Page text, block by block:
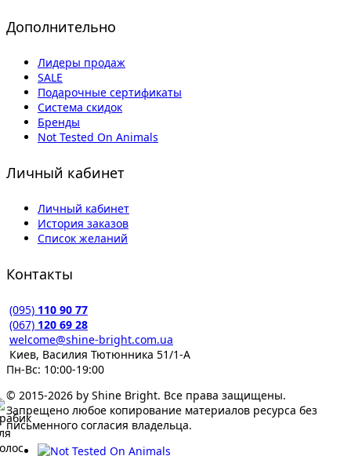
Дополнительно
Лидеры продаж
SALE
Подарочные сертификаты
Система скидок
Бренды
Not Tested On Animals
Личный кабинет
Личный кабинет
История заказов
Список желаний
Контакты
(095) 110 90 77
(067) 120 69 28
welcome@shine-bright.com.ua
Киев, Василия Тютюнника 51/1-А
Пн-Вс: 10:00-19:00
© 2015-2026 by Shine Bright. Все права защищены.
Запрещено любое копирование материалов ресурса без
письменного согласия владельца.